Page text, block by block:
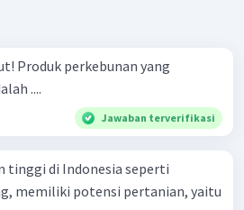
....
Jawaban terverifikasi
tinggi di Indonesia seperti
memiliki potensi pertanian, yaitu